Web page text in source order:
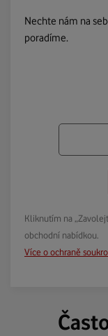
Nechte nám na
poradíme.
Kliknutím na
obchodní nabídkou.
Více o ochraně